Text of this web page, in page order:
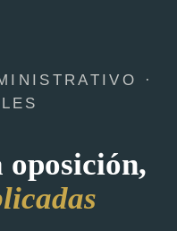
·
oposición,